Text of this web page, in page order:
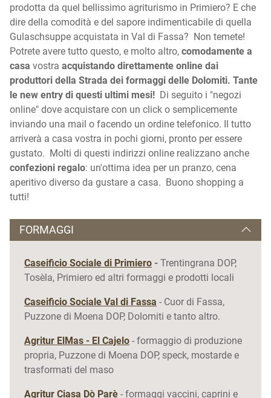
prodotta da quel bellissimo agriturismo in Primiero? E che
dire della comodità e del sapore indimenticabile di quella
Gulaschsuppe acquistata in Val di Fassa? Non temete!
Potrete avere tutto questo, e molto altro, comodamente a
casa vostra acquistando direttamente online dai
produttori della Strada dei formaggi delle Dolomiti. Tante
le new entry di questi ultimi mesi! Di seguito i "negozi
online" dove acquistare con un click o semplicemente
inviando una mail o facendo un ordine telefonico. Il tutto
arriverà a casa vostra in pochi giorni, pronto per essere
gustato. Molti di questi indirizzi online realizzano anche
confezioni regalo: un'ottima idea per un pranzo, cena
aperitivo diverso da gustare a casa. Buono shopping a
tutti!
FORMAGGI
Caseificio Sociale di Primiero - Trentingrana DOP,
Tosèla, Primiero ed altri formaggi e prodotti locali
Caseificio Sociale Val di Fassa - Cuor di Fassa,
Puzzone di Moena DOP, Dolomiti e tanto altro.
Agritur ElMas - El Cajelo - formaggio di produzione
propria, Puzzone di Moena DOP, speck, mostarde e
trasformati del maso
Agritur Ciasa Dò Parè - formaggi vaccini, caprini e